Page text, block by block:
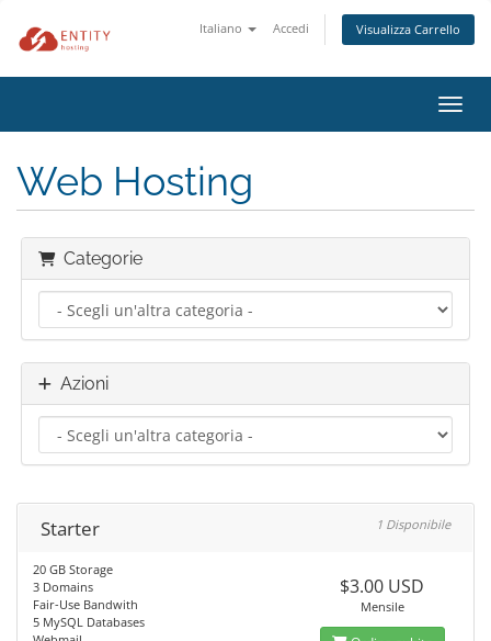
Italiano Accedi Visualizza Carrello
Web Hosting
Categorie
Azioni
Starter 1 Disponibile
20 GB Storage
3 Domains
Fair-Use Bandwith
5 MySQL Databases
$3.00 USD
Mensile